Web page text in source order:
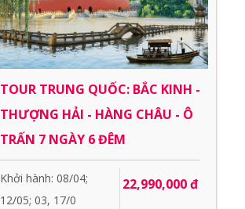
TOUR TRUNG QUỐC: BẮC KINH -
THƯỢNG HẢI - HÀNG CHÂU - Ô
TRẤN 7 NGÀY 6 ĐÊM
Khởi hành: 08/04;
12/05; 03, 17/0
22,990,000 đ